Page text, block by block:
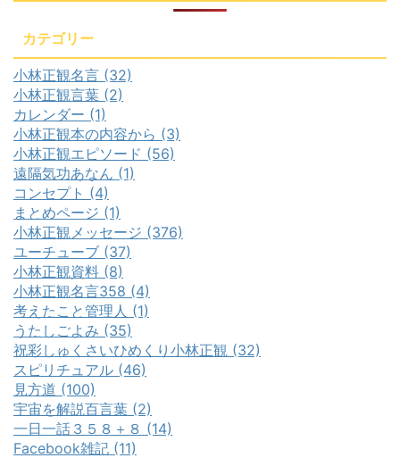
カテゴリー
小林正観名言 (32)
小林正観言葉 (2)
カレンダー (1)
小林正観本の内容から (3)
小林正観エピソード (56)
遠隔気功あなん (1)
コンセプト (4)
まとめページ (1)
小林正観メッセージ (376)
ユーチューブ (37)
小林正観資料 (8)
小林正観名言358 (4)
考えたこと管理人 (1)
うたしごよみ (35)
祝彩しゅくさいひめくり小林正観 (32)
スピリチュアル (46)
見方道 (100)
宇宙を解説百言葉 (2)
一日一話３５８＋８ (14)
Facebook雑記 (11)